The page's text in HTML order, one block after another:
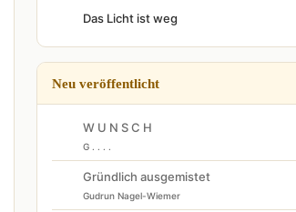
Das Licht ist weg
Neu veröffentlicht
W U N S C H
G . . . .
Gründlich ausgemistet
Gudrun Nagel-Wiemer